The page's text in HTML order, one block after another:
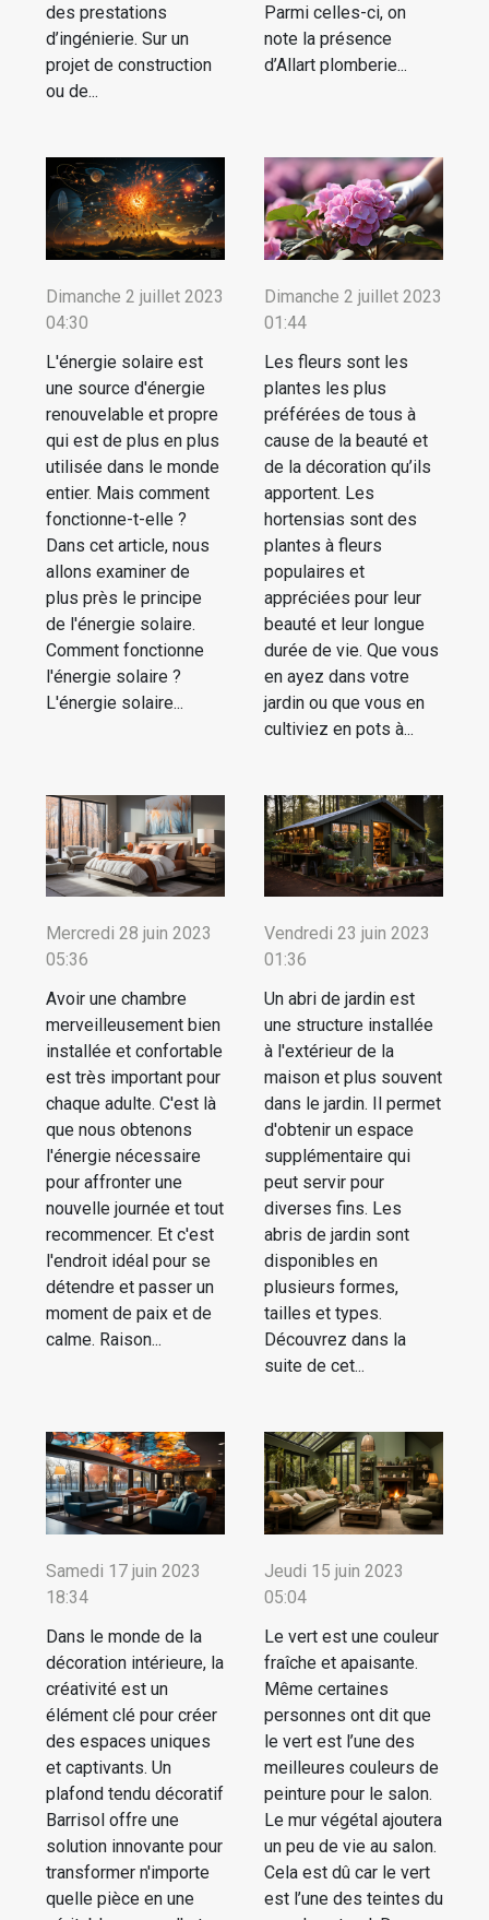
des prestations
d’ingénierie. Sur un
projet de construction
ou de...
Parmi celles-ci, on
note la présence
d’Allart plomberie...
Dimanche 2 juillet 2023
04:30
L'énergie solaire est
une source d'énergie
renouvelable et propre
qui est de plus en plus
utilisée dans le monde
entier. Mais comment
fonctionne-t-elle ?
Dans cet article, nous
allons examiner de
plus près le principe
de l'énergie solaire.
Comment fonctionne
l'énergie solaire ?
L'énergie solaire...
Dimanche 2 juillet 2023
01:44
Les fleurs sont les
plantes les plus
préférées de tous à
cause de la beauté et
de la décoration qu’ils
apportent. Les
hortensias sont des
plantes à fleurs
populaires et
appréciées pour leur
beauté et leur longue
durée de vie. Que vous
en ayez dans votre
jardin ou que vous en
cultiviez en pots à...
Mercredi 28 juin 2023
05:36
Avoir une chambre
merveilleusement bien
installée et confortable
est très important pour
chaque adulte. C'est là
que nous obtenons
l'énergie nécessaire
pour affronter une
nouvelle journée et tout
recommencer. Et c'est
l'endroit idéal pour se
détendre et passer un
moment de paix et de
calme. Raison...
Vendredi 23 juin 2023
01:36
Un abri de jardin est
une structure installée
à l'extérieur de la
maison et plus souvent
dans le jardin. Il permet
d'obtenir un espace
supplémentaire qui
peut servir pour
diverses fins. Les
abris de jardin sont
disponibles en
plusieurs formes,
tailles et types.
Découvrez dans la
suite de cet...
Samedi 17 juin 2023
18:34
Dans le monde de la
décoration intérieure, la
créativité est un
élément clé pour créer
des espaces uniques
et captivants. Un
plafond tendu décoratif
Barrisol offre une
solution innovante pour
transformer n'importe
quelle pièce en une
Jeudi 15 juin 2023
05:04
Le vert est une couleur
fraîche et apaisante.
Même certaines
personnes ont dit que
le vert est l’une des
meilleures couleurs de
peinture pour le salon.
Le mur végétal ajoutera
un peu de vie au salon.
Cela est dû car le vert
est l’une des teintes du